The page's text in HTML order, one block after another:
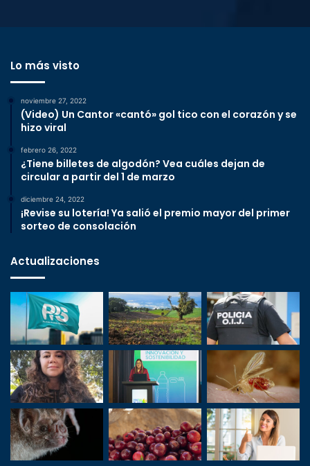
Lo más visto
noviembre 27, 2022
(Video) Un Cantor «cantó» gol tico con el corazón y se
hizo viral
febrero 26, 2022
¿Tiene billetes de algodón? Vea cuáles dejan de
circular a partir del 1 de marzo
diciembre 24, 2022
¡Revise su lotería! Ya salió el premio mayor del primer
sorteo de consolación
Actualizaciones